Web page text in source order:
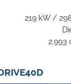
219 kW /
2.993